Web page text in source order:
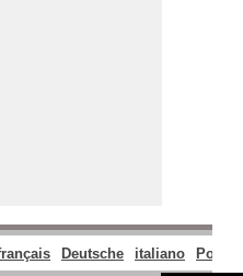
Deutsche italiano